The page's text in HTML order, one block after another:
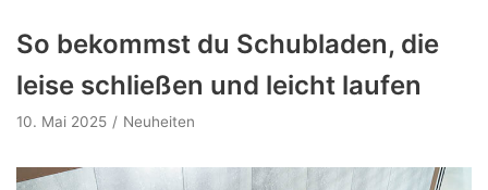
So bekommst du Schubladen, die
leise schließen und leicht laufen
10. Mai 2025 Neuheiten